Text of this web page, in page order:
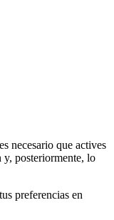
necesario que actives
y, posteriormente, lo
preferencias en